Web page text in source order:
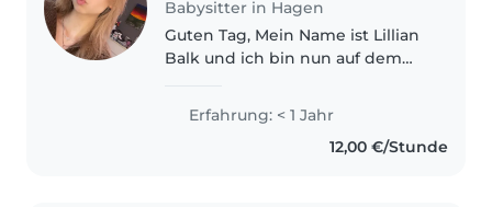
Babysitter in Hagen
Guten Tag, Mein Name ist Lillian
Balk und ich bin nun auf dem
Ich gehe derzeit auf ein
Gymnasium in Hohenlimburg
,um in der Oberstufe mein
Erfahrung: < 1 Jahr
12,00 €/Stunde